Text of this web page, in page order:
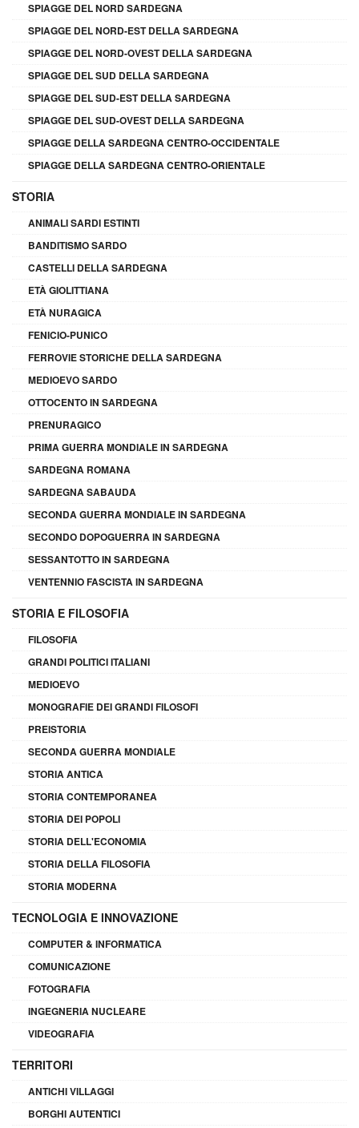
SPIAGGE DEL NORD SARDEGNA
SPIAGGE DEL NORD-EST DELLA SARDEGNA
SPIAGGE DEL NORD-OVEST DELLA SARDEGNA
SPIAGGE DEL SUD DELLA SARDEGNA
SPIAGGE DEL SUD-EST DELLA SARDEGNA
SPIAGGE DEL SUD-OVEST DELLA SARDEGNA
SPIAGGE DELLA SARDEGNA CENTRO-OCCIDENTALE
SPIAGGE DELLA SARDEGNA CENTRO-ORIENTALE
STORIA
ANIMALI SARDI ESTINTI
BANDITISMO SARDO
CASTELLI DELLA SARDEGNA
ETÀ GIOLITTIANA
ETÀ NURAGICA
FENICIO-PUNICO
FERROVIE STORICHE DELLA SARDEGNA
MEDIOEVO SARDO
OTTOCENTO IN SARDEGNA
PRENURAGICO
PRIMA GUERRA MONDIALE IN SARDEGNA
SARDEGNA ROMANA
SARDEGNA SABAUDA
SECONDA GUERRA MONDIALE IN SARDEGNA
SECONDO DOPOGUERRA IN SARDEGNA
SESSANTOTTO IN SARDEGNA
VENTENNIO FASCISTA IN SARDEGNA
STORIA E FILOSOFIA
FILOSOFIA
GRANDI POLITICI ITALIANI
MEDIOEVO
MONOGRAFIE DEI GRANDI FILOSOFI
PREISTORIA
SECONDA GUERRA MONDIALE
STORIA ANTICA
STORIA CONTEMPORANEA
STORIA DEI POPOLI
STORIA DELL'ECONOMIA
STORIA DELLA FILOSOFIA
STORIA MODERNA
TECNOLOGIA E INNOVAZIONE
COMPUTER & INFORMATICA
COMUNICAZIONE
FOTOGRAFIA
INGEGNERIA NUCLEARE
VIDEOGRAFIA
TERRITORI
ANTICHI VILLAGGI
BORGHI AUTENTICI